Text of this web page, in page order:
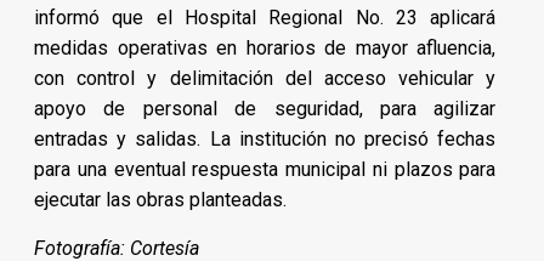
informó que el Hospital Regional No. 23 aplicará
medidas operativas en horarios de mayor afluencia,
con control y delimitación del acceso vehicular y
apoyo de personal de seguridad, para agilizar
entradas y salidas. La institución no precisó fechas
para una eventual respuesta municipal ni plazos para
ejecutar las obras planteadas.
Fotografía: Cortesía